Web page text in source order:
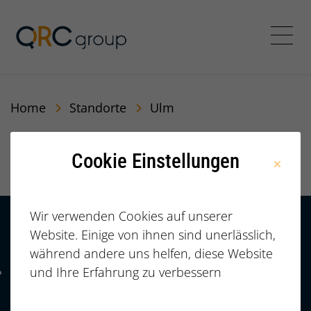
QRC Personalberatung
Home Standorte Ulm
Ulm
Kontakt
+49 (0)
911/23733277
Telefonnummer: 4 9 0 9 1 1 2 3 7 3 3 2 7 7
HÄUFIGE FRAGEN |
FAQ
Cookie Einstellungen
Wir verwenden Cookies auf unserer
Website. Einige von ihnen sind unerlässlich,
während andere uns helfen, diese Website
und Ihre Erfahrung zu verbessern